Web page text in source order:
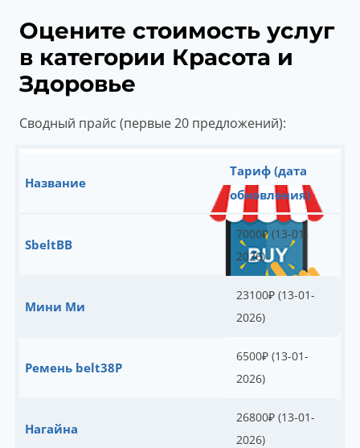
Оцените стоимость услуг
в категории Красота и
Здоровье
Сводный прайс (первые 20 предложений):
Название
Тариф (дата
обновления)
SbeltBB
7000₽(13-01-
2026)
Мини Ми
23100₽ (13-01-
2026)
Ремень belt38P
6500₽ (13-01-
2026)
Нагайна
26800₽ (13-01-
2026)